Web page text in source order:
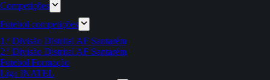
Competições
Futebol competições
1.ª Divisão Distrital AF Santarém
2.ª Divisão Distrital AF Santarém
Futebol Formação
Liga INATEL